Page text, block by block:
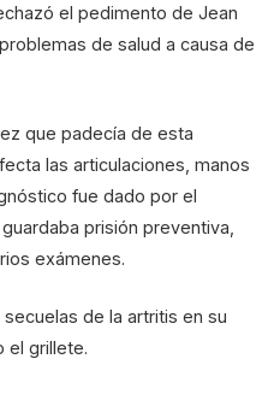
el pedimento de Jean
de salud a causa de
que padecía de esta
las articulaciones, manos
fue dado por el
prisión preventiva,
exámenes.
de la artritis en su
el grillete.